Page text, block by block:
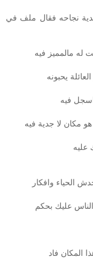
نجاحه فقال ملف في
له مالمميز فيه
يحبونه
فيه
مكان لا جدية فيه
عليه
الحياء وافكار
عليك بحكم
المكان فاد